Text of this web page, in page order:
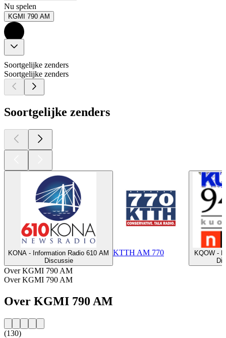
Nu spelen
KGMI 790 AM
Soortgelijke zenders
Soortgelijke zenders
Soortgelijke zenders
KONA - Information Radio 610 AM
Discussie
KTTH AM 770
KQOW -
Over KGMI 790 AM
Over KGMI 790 AM
Over KGMI 790 AM
(130)